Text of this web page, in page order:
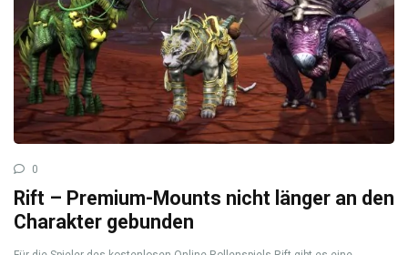
0
Rift – Premium-Mounts nicht länger an den
Charakter gebunden